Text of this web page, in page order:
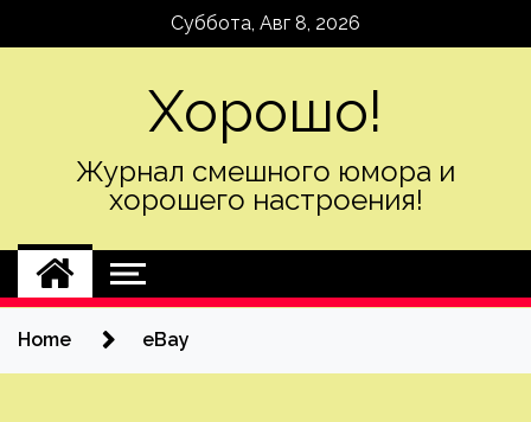
Суббота, Авг 8, 2026
Хорошо!
Журнал смешного юмора и
хорошего настроения!
Home eBay